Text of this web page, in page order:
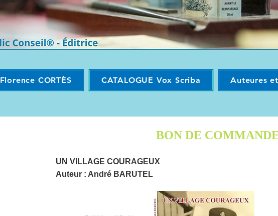
Florence CORTÈS CATALOGUE Vox Scriba Auteures
BON DE
UN VILLAGE COURAGEUX
Auteur : André BARUTEL